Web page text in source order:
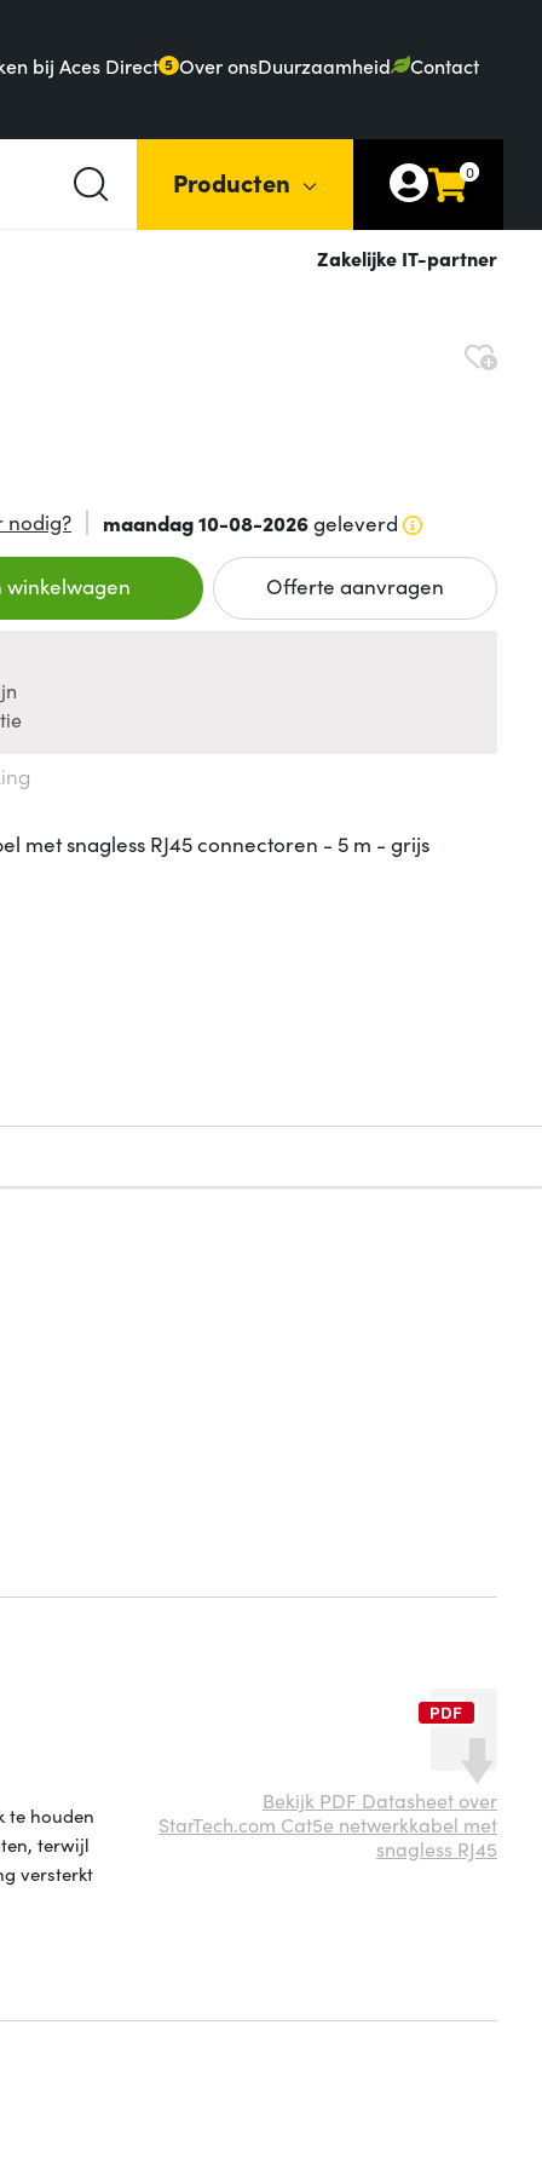
bij Aces Direct 5 Over onsDuurzaamheid Contact
Producten 0
Zakelijke IT-partner
nodig? maandag 10-08-2026geleverd
winkelwagen Offerte aanvragen
met snagless RJ45 connectoren - 5 m - grijs
te houden
terwijl
versterkt
Bekijk PDF Datasheet over
StarTech.com Cat5e netwerkkabel met
snagless RJ45